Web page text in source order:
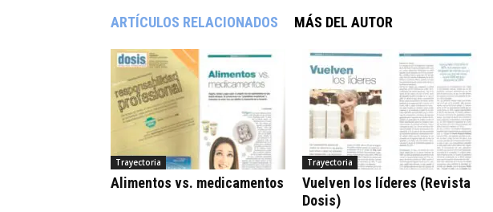
ARTÍCULOS RELACIONADOS MÁS DEL AUTOR
Trayectoria
Alimentos vs. medicamentos
Trayectoria
Vuelven los líderes (Revista
Dosis)